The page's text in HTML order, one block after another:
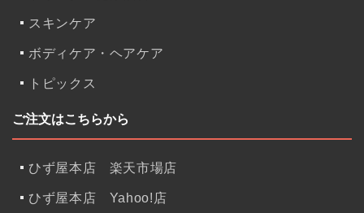
スキンケア
ボディケア・ヘアケア
トピックス
ご注文はこちらから
ひず屋本店 楽天市場店
ひず屋本店 Yahoo!店